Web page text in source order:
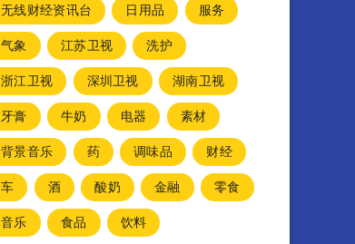
无线财经资讯台
日用品
服务
气象
江苏卫视
洗护
浙江卫视
深圳卫视
湖南卫视
牙膏
牛奶 电器
素材
背景音乐
药 调味品
财经
车
酒 酸奶 金融
零食
音乐
食品 饮料